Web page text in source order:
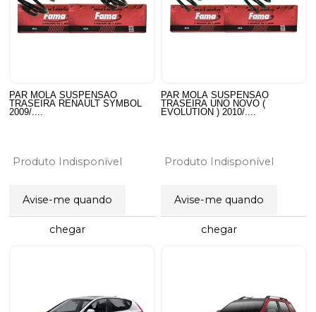
PAR MOLA SUSPENSAO
TRASEIRA RENAULT SYMBOL
2009/....
Produto Indisponível
Avise-me quando
chegar
PAR MOLA SUSPENSAO
TRASEIRA UNO NOVO (
EVOLUTION ) 2010/....
Produto Indisponível
Avise-me quando
chegar